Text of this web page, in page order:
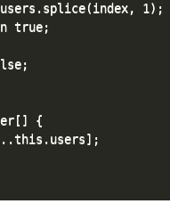
1);
true;
{